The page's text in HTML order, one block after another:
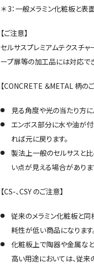
＊ 3：一般メラミン化粧板と
【ご注意】
セルサスプレミアムテクスチャ
ープ扉等の加工品には対応で
【CONCRETE ＆METAL 柄の
見る角度や光の当たり方に
エンボス部分に水や油が
れば元に戻ります。
製法上一般のセルサスと
い点が見える場合がありま
【CS-、CSY のご注意】
従来のメラミン化粧板と
耗性が低い商品になります
化粧板上で陶器や金属な
高い用途においては、従来